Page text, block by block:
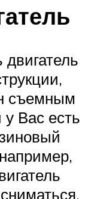
съемным
Вас есть